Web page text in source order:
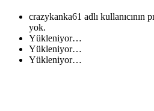
crazykanka61 adlı kullanıcının
yok.
Yükleniyor…
Yükleniyor…
Yükleniyor…